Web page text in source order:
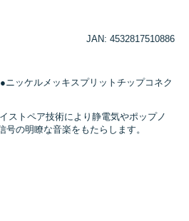
JAN: 4532817510886
ッケルメッキスプリットチップコネク
ストペア技術により静電気やポップノ
の明瞭な音楽をもたらします。